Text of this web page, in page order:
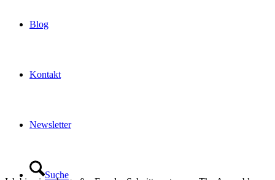
Blog
Kontakt
Newsletter
Suche